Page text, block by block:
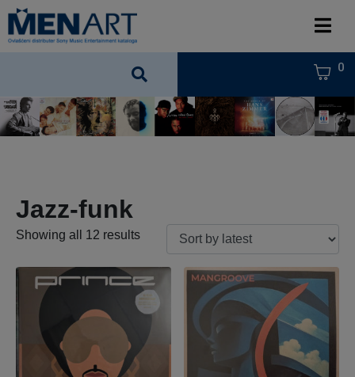
0
Jazz-funk
Showing all 12 results